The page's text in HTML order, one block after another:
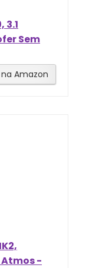
3.1
Sem
Amazon
Atmos -